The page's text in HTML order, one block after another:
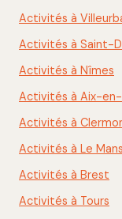
Activités à
Activités à Saint-
Activités à Nîmes
Activités à Aix-
Activités à
Activités à Le Mans
Activités à Brest
Activités à Tours